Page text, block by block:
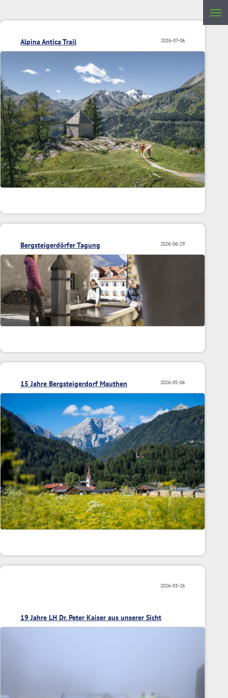
2026-07-06
Alpina Antica Trail
2026-06-29
Bergsteigerdörfer Tagung
2026-05-06
15 Jahre Bergsteigerdorf Mauthen
2026-03-26
19 Jahre LH Dr. Peter Kaiser aus unserer Sicht